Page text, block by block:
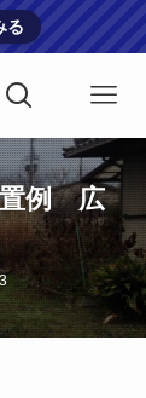
る
置例 広